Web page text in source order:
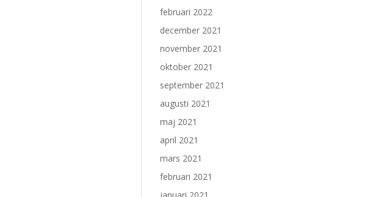
februari 2022
december 2021
november 2021
oktober 2021
september 2021
augusti 2021
maj 2021
april 2021
mars 2021
februari 2021